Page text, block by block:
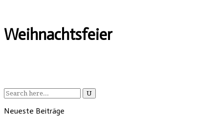
Weihnachtsfeier
Neueste Beiträge